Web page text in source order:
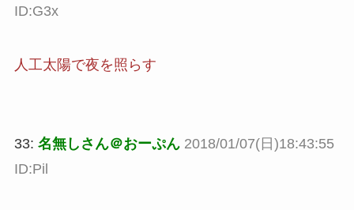
ID:G3x
人工太陽で夜を照らす
33: 名無しさん＠おーぷん 2018/01/07(日)18:43:55
ID:Pil